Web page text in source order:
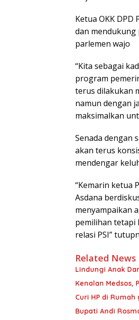
Ketua OKK
dan mendukung
parlemen wajo
“Kita sebagai
program
terus dilakukan
namun dengan
maksimalkan
Senada dengan
akan terus
mendengar
“Kemarin ketua
Asdana
menyampaikan
pemilihan tetapi
relasi PSI”
Related News
Lindungi Anak
Kenalan Medsos,
Curi HP di
Bupati Andi